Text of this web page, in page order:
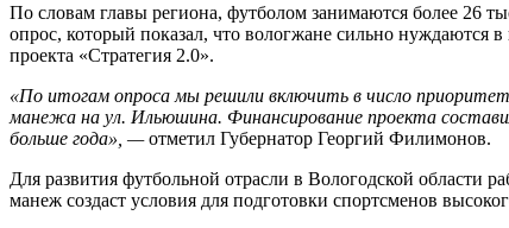
По словам главы региона, футболом занимаются более 26
опрос, который показал, что вологжане сильно
проекта «Стратегия 2.0».
«По итогам опроса мы решили включить в число
манежа на ул. Ильюшина. Финансирование проекта
больше года», —отметил Губернатор Георгий Филимонов.
Для развития футбольной отрасли в Вологодской
манеж создаст условия для подготовки спортсменов